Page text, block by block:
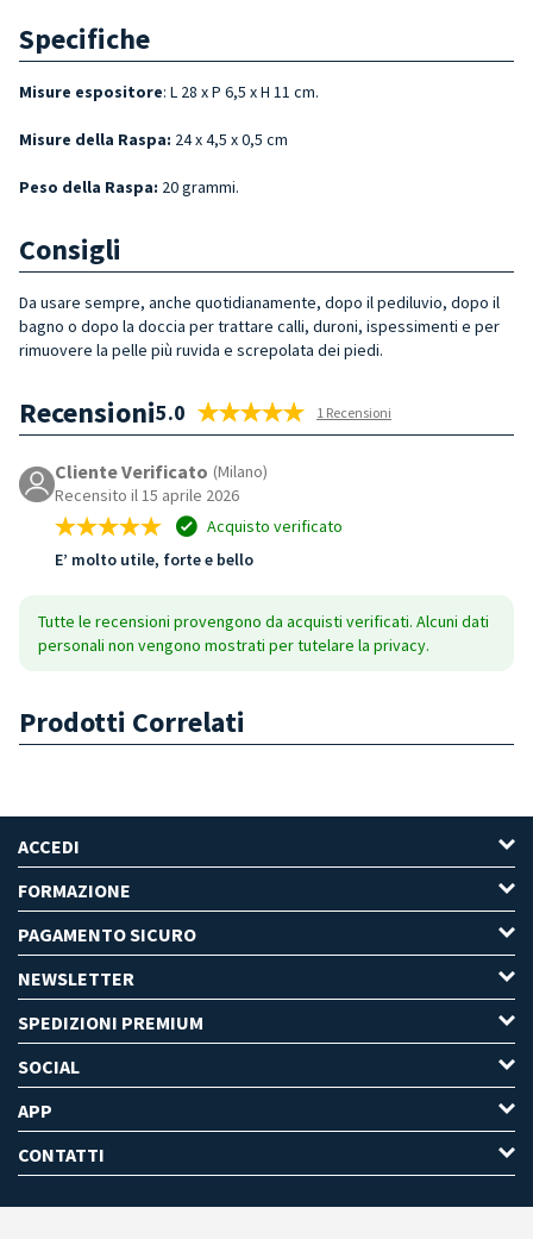
Specifiche
Misure espositore: L 28 x P 6,5 x H 11 cm.
Misure della Raspa: 24 x 4,5 x 0,5 cm
Peso della Raspa: 20 grammi.
Consigli
Da usare sempre, anche quotidianamente, dopo il pediluvio, dopo il
bagno o dopo la doccia per trattare calli, duroni, ispessimenti e per
rimuovere la pelle più ruvida e screpolata dei piedi.
Recensioni5.0 1 Recensioni
Cliente Verificato (Milano)
Recensito il 15 aprile 2026
Acquisto verificato
E’ molto utile, forte e bello
Tutte le recensioni provengono da acquisti verificati. Alcuni dati
personali non vengono mostrati per tutelare la privacy.
Prodotti Correlati
ACCEDI
FORMAZIONE
PAGAMENTO SICURO
NEWSLETTER
SPEDIZIONI PREMIUM
SOCIAL
APP
CONTATTI